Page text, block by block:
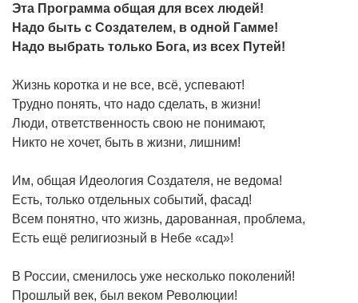
Эта Программа общая для всех людей!
Надо быть с Создателем, в одной Гамме!
Надо выбрать только Бога, из всех Путей!
Жизнь коротка и не все, всё, успевают!
Трудно понять, что надо сделать, в жизни!
Люди, ответственность свою не понимают,
Никто не хочет, быть в жизни, лишним!
Им, общая Идеология Создателя, не ведома!
Есть, только отдельных событий, фасад!
Всем понятно, что жизнь, дарованная, проблема,
Есть ещё религиозный в Небе «сад»!
В России, сменилось уже несколько поколений!
Прошлый век, был веком Революции!